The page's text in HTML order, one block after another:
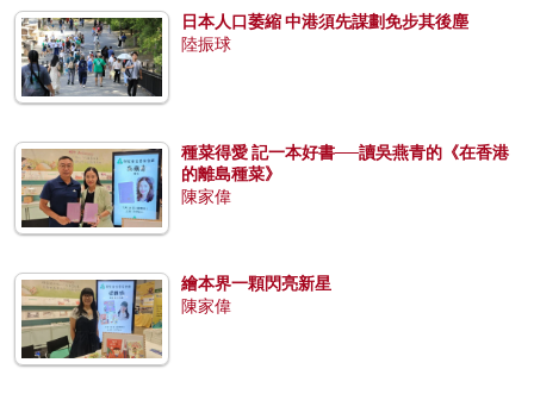
日本人口萎縮 中港須先謀劃免步其後塵
陸振球
種菜得愛 記一本好書──讀吳燕青的《在香港
的離島種菜》
陳家偉
繪本界一顆閃亮新星
陳家偉